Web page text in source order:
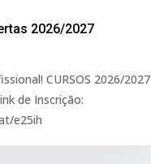
2026/2027
CURSOS 2026/2027
de Inscrição:
e25ih